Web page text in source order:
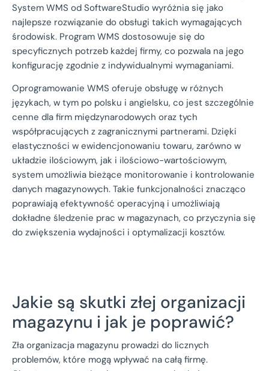
System WMS od SoftwareStudio wyróżnia się jako
najlepsze rozwiązanie do obsługi takich wymagających
środowisk. Program WMS dostosowuje się do
specyficznych potrzeb każdej firmy, co pozwala na jego
konfigurację zgodnie z indywidualnymi wymaganiami.
Oprogramowanie WMS oferuje obsługę w różnych
językach, w tym po polsku i angielsku, co jest szczególnie
cenne dla firm międzynarodowych oraz tych
współpracujących z zagranicznymi partnerami. Dzięki
elastyczności w ewidencjonowaniu towaru, zarówno w
układzie ilościowym, jak i ilościowo-wartościowym,
system umożliwia bieżące monitorowanie i kontrolowanie
danych magazynowych. Takie funkcjonalności znacząco
poprawiają efektywność operacyjną i umożliwiają
dokładne śledzenie prac w magazynach, co przyczynia się
do zwiększenia wydajności i optymalizacji kosztów.
Jakie są skutki złej organizacji
magazynu i jak je poprawić?
Zła organizacja magazynu prowadzi do licznych
problemów, które mogą wpływać na całą firmę.